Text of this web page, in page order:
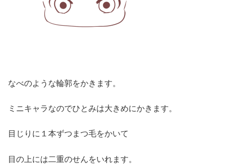
なべのような輪郭をかきます。
ミニキャラなのでひとみは大きめにかきます。
目じりに１本ずつまつ毛をかいて
目の上には二重のせんをいれます。